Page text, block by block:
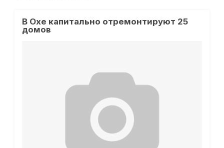
В Охе капитально отремонтируют 25
домов